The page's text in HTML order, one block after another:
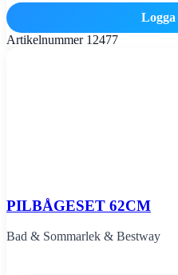
Artikelnummer 12477
PILBÅGESET 62CM
Bad & Sommarlek & Bestway